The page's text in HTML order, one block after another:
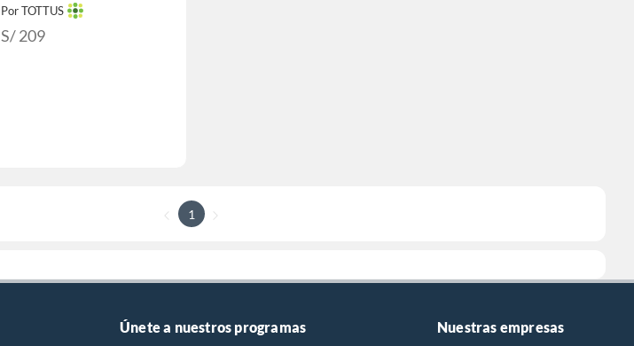
Por TOTTUS
S/ 209
1
Únete a nuestros programas Nuestras empresas